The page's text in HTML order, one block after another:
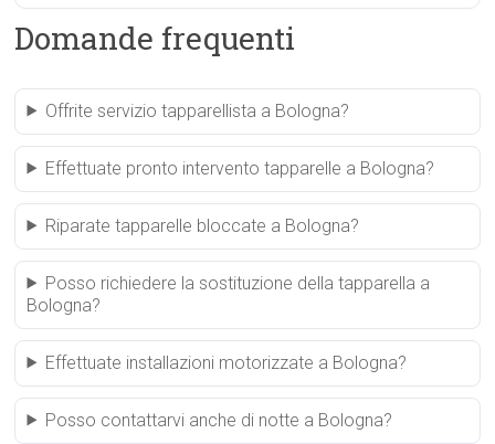
Domande frequenti
Offrite servizio tapparellista a Bologna?
Effettuate pronto intervento tapparelle a Bologna?
Riparate tapparelle bloccate a Bologna?
Posso richiedere la sostituzione della tapparella a
Bologna?
Effettuate installazioni motorizzate a Bologna?
Posso contattarvi anche di notte a Bologna?